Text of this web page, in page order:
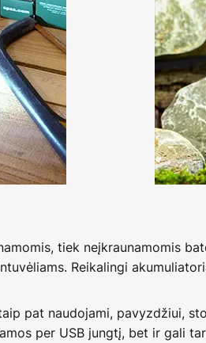
tiek neįkraunamomis
Reikalingi
pat naudojami, pavyzdžiui,
per USB jungtį, bet ir gali